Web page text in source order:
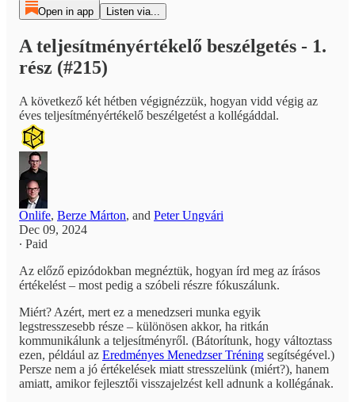
Open in app Listen via...
A teljesítményértékelő beszélgetés - 1.
rész (#215)
A következő két hétben végignézzük, hogyan vidd végig az
éves teljesítményértékelő beszélgetést a kollégáddal.
Onlife, Berze Márton, and Peter Ungvári
Dec 09, 2024
∙ Paid
Az előző epizódokban megnéztük, hogyan írd meg az írásos
értékelést – most pedig a szóbeli részre fókuszálunk.
Miért? Azért, mert ez a menedzseri munka egyik
legstresszesebb része – különösen akkor, ha ritkán
kommunikálunk a teljesítményről. (Bátorítunk, hogy változtass
ezen, például az Eredményes Menedzser Tréning segítségével.)
Persze nem a jó értékelések miatt stresszelünk (miért?), hanem
amiatt, amikor fejlesztői visszajelzést kell adnunk a kollégának.